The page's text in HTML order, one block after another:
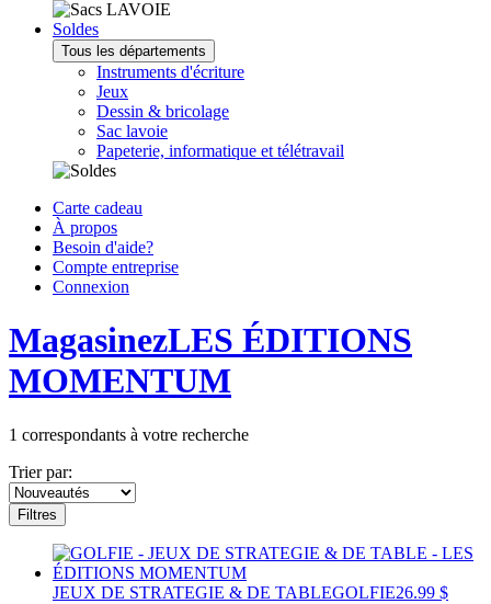
Soldes
Tous les départements
Instruments d'écriture
Jeux
Dessin & bricolage
Sac lavoie
Papeterie, informatique et télétravail
Carte cadeau
À propos
Besoin d'aide?
Compte entreprise
Connexion
MagasinezLES ÉDITIONS
MOMENTUM
1 correspondants à votre recherche
Trier par:
Filtres
JEUX DE STRATEGIE & DE TABLEGOLFIE26.99 $